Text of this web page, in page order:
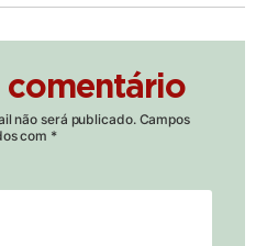
comentário
não será publicado. Campos
com *